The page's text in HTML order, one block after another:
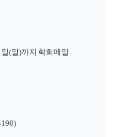
(일)까지 학회메일